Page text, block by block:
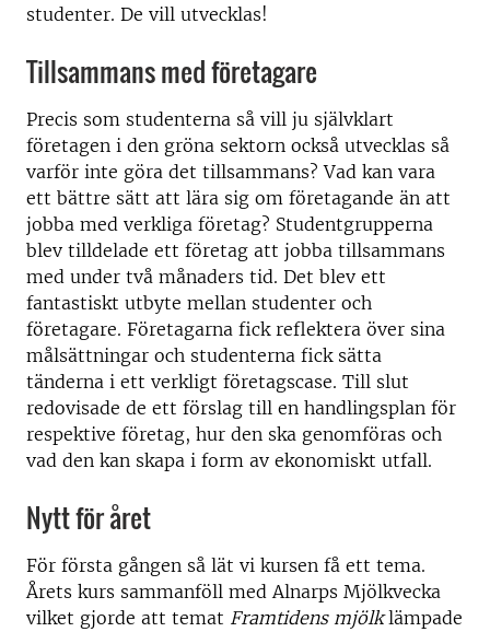
studenter. De vill utvecklas!
Tillsammans med företagare
Precis som studenterna så vill ju självklart
företagen i den gröna sektorn också utvecklas så
varför inte göra det tillsammans? Vad kan vara
ett bättre sätt att lära sig om företagande än att
jobba med verkliga företag? Studentgrupperna
blev tilldelade ett företag att jobba tillsammans
med under två månaders tid. Det blev ett
fantastiskt utbyte mellan studenter och
företagare. Företagarna fick reflektera över sina
målsättningar och studenterna fick sätta
tänderna i ett verkligt företagscase. Till slut
redovisade de ett förslag till en handlingsplan för
respektive företag, hur den ska genomföras och
vad den kan skapa i form av ekonomiskt utfall.
Nytt för året
För första gången så lät vi kursen få ett tema.
Årets kurs sammanföll med Alnarps Mjölkvecka
vilket gjorde att temat Framtidens mjölklämpade